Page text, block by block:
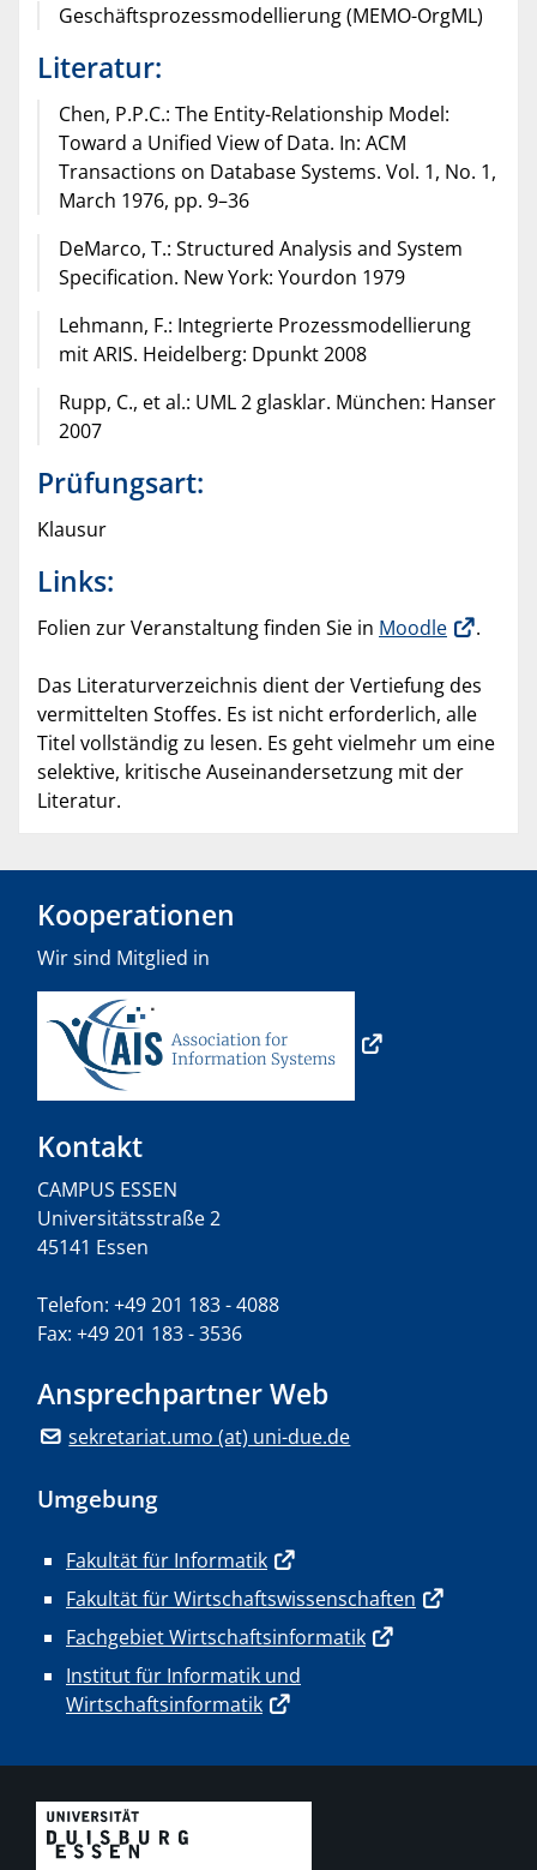
Geschäftsprozessmodellierung (MEMO-OrgML)
Literatur:
Chen, P.P.C.: The Entity-Relationship Model:
Toward a Unified View of Data. In: ACM
Transactions on Database Systems. Vol. 1, No. 1,
March 1976, pp. 9–36
DeMarco, T.: Structured Analysis and System
Specification. New York: Yourdon 1979
Lehmann, F.: Integrierte Prozessmodellierung
mit ARIS. Heidelberg: Dpunkt 2008
Rupp, C., et al.: UML 2 glasklar. München: Hanser
2007
Prüfungsart:
Klausur
Links:
Folien zur Veranstaltung finden Sie in Moodle .
Das Literaturverzeichnis dient der Vertiefung des
vermittelten Stoffes. Es ist nicht erforderlich, alle
Titel vollständig zu lesen. Es geht vielmehr um eine
selektive, kritische Auseinandersetzung mit der
Literatur.
Kooperationen
Wir sind Mitglied in
Kontakt
CAMPUS ESSEN
Universitätsstraße 2
45141 Essen
Telefon: +49 201 183 - 4088
Fax: +49 201 183 - 3536
Ansprechpartner Web
sekretariat.umo (at) uni-due.de
Umgebung
Fakultät für Informatik
Fakultät für Wirtschaftswissenschaften
Fachgebiet Wirtschaftsinformatik
Institut für Informatik und
Wirtschaftsinformatik